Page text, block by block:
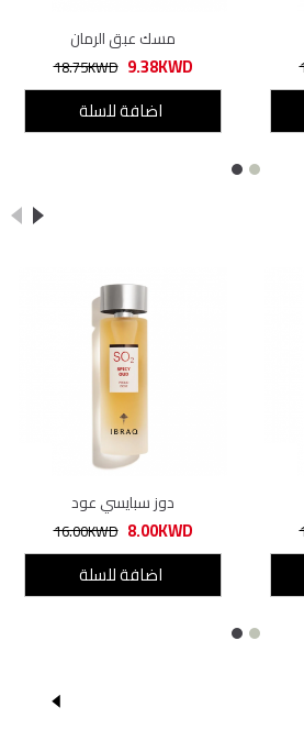
مسك عبق الرمان
18.75KWD 9.38KWD
اضافة للسلة
دوز سبايسي عود
16.00KWD 8.00KWD
اضافة للسلة